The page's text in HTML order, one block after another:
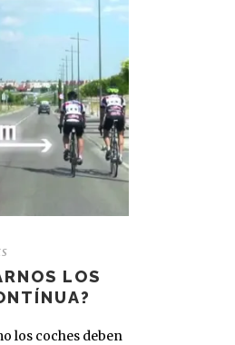
LOS
los coches deben